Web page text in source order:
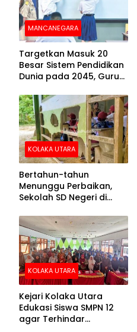
MANCANEGARA
Targetkan Masuk 20
Besar Sistem Pendidikan
Dunia pada 2045, Guru
100 Persen
KOLAKA UTARA
Bertahun-tahun
Menunggu Perbaikan,
Sekolah SD Negeri di
Beralas Tanah dan
Dinding Bolong-bolong
KOLAKA UTARA
Kejari Kolaka Utara
Edukasi Siswa SMPN 12
agar Terhindar